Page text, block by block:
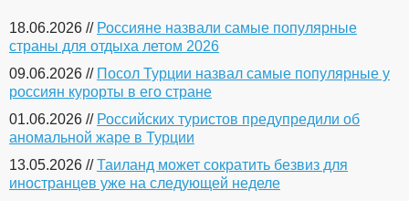
18.06.2026 // Россияне назвали самые популярные
страны для отдыха летом 2026
09.06.2026 // Посол Турции назвал самые популярные у
россиян курорты в его стране
01.06.2026 // Российских туристов предупредили об
аномальной жаре в Турции
13.05.2026 //Таиланд может сократить безвиз для
иностранцев уже на следующей неделе